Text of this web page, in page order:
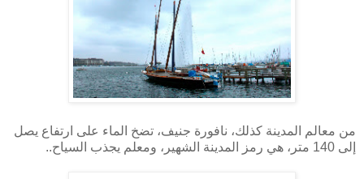
من معالم المدينة كذلك، نافورة جنيف، تضخ الماء على ارتفاع يصل
إلى 140 متر، هي رمز المدينة الشهير، ومعلم يجذب السياح..